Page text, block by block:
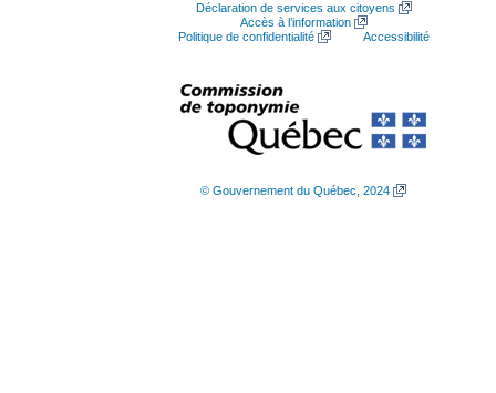
Déclaration de services aux citoyens
Accès à l’information
Politique de confidentialité
Accessibilité
© Gouvernement du Québec, 2024